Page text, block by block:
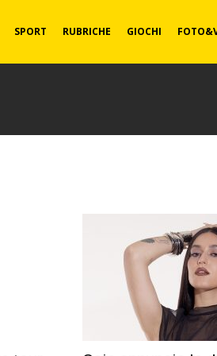
SPORT RUBRICHE GIOCHI